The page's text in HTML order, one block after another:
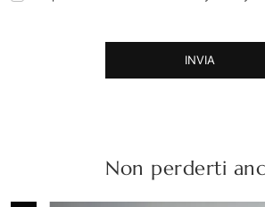
INVIA
Non perderti